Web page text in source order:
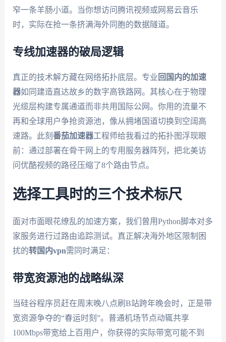
窄一条羊肠小道。当你想访问腾讯视频或网易云音乐
时，实际在抢一条挤满海外同胞的数据隧道。
专线加速器的破局逻辑
真正的技术解方藏在网络拓扑底层。专业 回国内的加速
器如同建造直达故乡的数字高铁路网。其核心在于物理
光缆层构建专属通道而非共用国际公网。你用的流量不
再和全球用户争抢资源池，像从拥堵国道切换到空阔高
速路。此刻 番茄加速器工程师给我看过的拓扑图浮现眼
前：通过部署在骨干网上的专用服务器阵列，把北美访
问优酷视频的路径压缩了8个路由节点。
选择工具时的三个技术标尺
面对市面眼花缭乱的加速方案，我们曾用Python脚本对多
家服务进行过路由追踪测试。真正解决海外地区限制困
扰的转国内vpn需同时满足：
带宽资源池的战略纵深
当硅谷程序员赶在周末晚八点刷B站跨年晚会时，正是带
宽资源争夺的“春运时刻”。普通机场节点动辄共享
100Mbps带宽给上百用户，你获得的实际带宽可能不到